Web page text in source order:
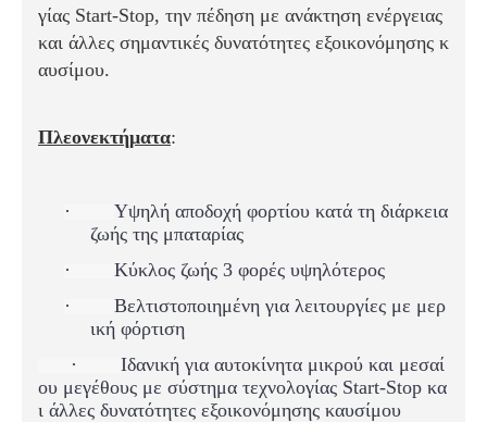
γίας Start-Stop, την πέδηση με ανάκτηση ενέργειας
και άλλες σημαντικές δυνατότητες εξοικονόμησης κ
αυσίμου.
Πλεονεκτήματα:
·
Υψηλή αποδοχή φορτίου κατά τη διάρκεια
ζωής της μπαταρίας
·
Κύκλος ζωής 3 φορές υψηλότερος
·
Βελτιστοποιημένη για λειτουργίες με μερ
ική φόρτιση
·
Ιδανική για αυτοκίνητα μικρού και μεσαί
ου μεγέθους με σύστημα τεχνολογίας Start-Stop κα
ι άλλες δυνατότητες εξοικονόμησης καυσίμου